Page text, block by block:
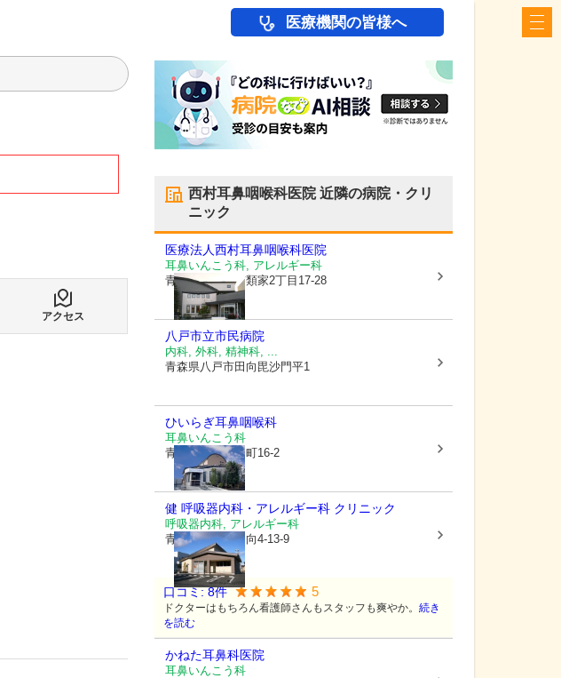
医療機関の皆様へ
アクセス
西村耳鼻咽喉科医院近隣の病院・クリ
ニック
医療法人西村耳鼻咽喉科医院
耳鼻いんこう科, アレルギー科
青森県八戸市南類家2丁目17-28
八戸市立市民病院
内科, 外科, 精神科, ...
青森県八戸市田向毘沙門平1
ひいらぎ耳鼻咽喉科
耳鼻いんこう科
青森県八戸市番町16-2
健 呼吸器内科・アレルギー科 クリニック
呼吸器内科, アレルギー科
青森県八戸市田向4-13-9
口コミ: 8件 5
ドクターはもちろん看護師さんもスタッフも爽やか。 続き
を読む
かねた耳鼻科医院
耳鼻いんこう科